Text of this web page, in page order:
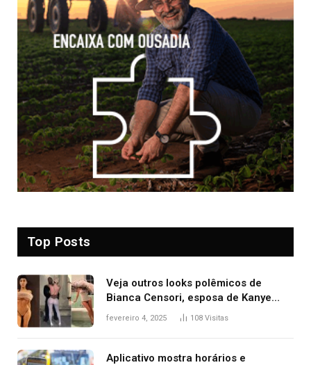
Top Posts
Veja outros looks polêmicos de
Bianca Censori, esposa de Kanye
West que apareceu nua no Grammy
fevereiro 4, 2025 108 Visitas
Aplicativo mostra horários e